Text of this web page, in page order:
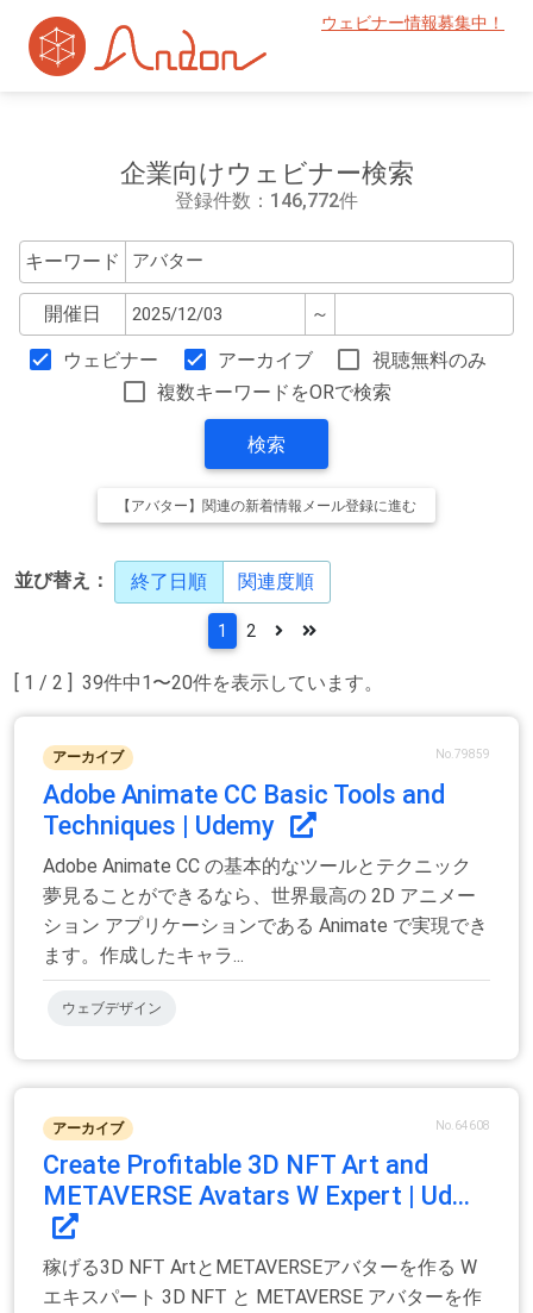
ウェビナー情報募集中！
企業向けウェビナー検索
登録件数：146,772件
キーワード
開催日 ～
ウェビナー アーカイブ
視聴無料のみ
複数キーワードをORで検索
検索
【アバター】関連の新着情報メール登録に進む
並び替え： 終了日順 関連度順
[ 1 / 2 ] 39件中1〜20件を表示しています。
1 2
アーカイブ No.79859
Adobe Animate CC Basic Tools and
Techniques | Udemy
Adobe Animate CC の基本的なツールとテクニック
夢見ることができるなら、世界最高の 2D アニメー
ション アプリケーションである Animate で実現でき
ます。作成したキャラ...
ウェブデザイン
アーカイブ No.64608
Create Profitable 3D NFT Art and
METAVERSE Avatars W Expert | Ud...
稼げる3D NFT ArtとMETAVERSEアバターを作る W
エキスパート 3D NFT と METAVERSE アバターを作